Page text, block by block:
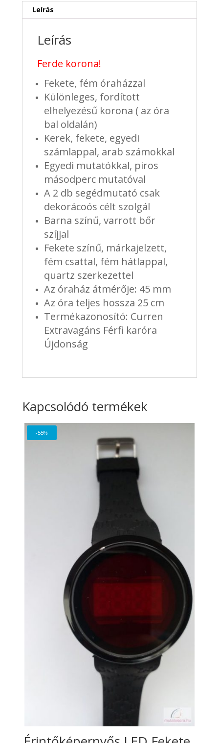
Leírás
Leírás
Ferde korona!
Fekete, fém óraházzal
Különleges, fordított
elhelyezésű korona ( az óra
bal oldalán)
Kerek, fekete, egyedi
számlappal, arab számokkal
Egyedi mutatókkal, piros
másodperc mutatóval
A 2 db segédmutató csak
dekorácoós célt szolgál
Barna színű, varrott bőr
szíjjal
Fekete színű, márkajelzett,
fém csattal, fém hátlappal,
quartz szerkezettel
Az óraház átmérője: 45 mm
Az óra teljes hossza 25 cm
Termékazonosító: Curren
Extravagáns Férfi karóra
Újdonság
Kapcsolódó termékek
-55%